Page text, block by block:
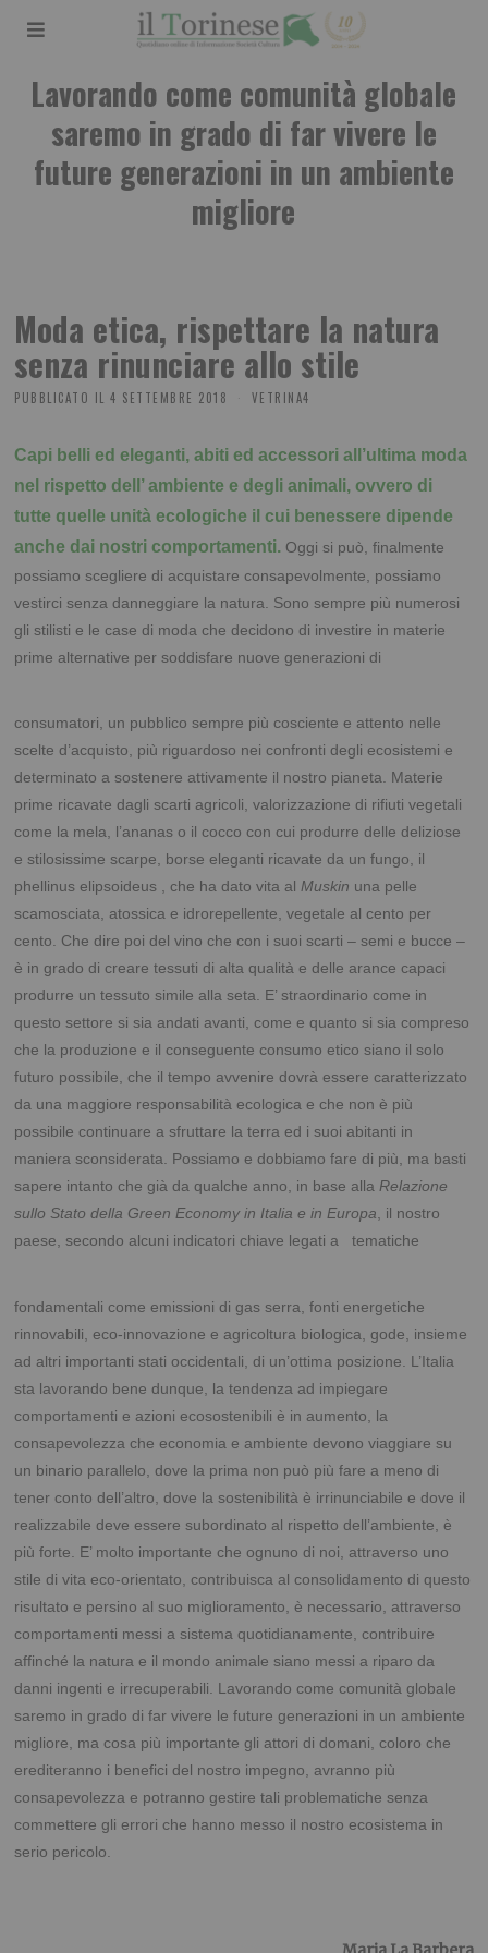
Lavorando come comunità globale
saremo in grado di far vivere le
future generazioni in un ambiente
migliore
Moda etica, rispettare la natura
senza rinunciare allo stile
PUBBLICATO IL 4 SETTEMBRE 2018 VETRINA4
Capi belli ed eleganti, abiti ed accessori all’ultima moda
nel rispetto dell’ ambiente e degli animali, ovvero di
tutte quelle unità ecologiche il cui benessere dipende
anche dai nostri comportamenti. Oggi si può, finalmente
possiamo scegliere di acquistare consapevolmente, possiamo
vestirci senza danneggiare la natura. Sono sempre più numerosi
gli stilisti e le case di moda che decidono di investire in materie
prime alternative persoddisfare nuove generazioni di
consumatori, un pubblico sempre più cosciente e attento nelle
scelte d’acquisto, più riguardoso nei confronti degli ecosistemi e
determinato a sostenere attivamente il nostro pianeta. Materie
prime ricavate dagli scarti agricoli, valorizzazione di rifiuti vegetali
come la mela, l’ananas o il cocco con cui produrre delle deliziose
e stilosissime scarpe, borse eleganti ricavate da un fungo, il
phellinus elipsoideus , che ha dato vita alMuskin una pelle
scamosciata, atossica e idrorepellente, vegetale al cento per
cento. Che dire poi del vino che con i suoi scarti – semi e bucce –
è in grado di creare tessuti di alta qualità e delle arance capaci
produrre un tessuto simile alla seta. E’ straordinario come in
questo settore si sia andati avanti, come e quanto si sia compreso
che la produzione e il conseguente consumo etico siano il solo
futuro possibile, che il tempo avvenire dovrà essere caratterizzato
da una maggiore responsabilità ecologica e che non è più
possibile continuare a sfruttare la terra ed i suoi abitanti in
maniera sconsiderata. Possiamo e dobbiamo fare di più, ma basti
sapere intanto che già da qualche anno, in base allaRelazione
sullo Stato della Green Economy in Italia e in Europa, il nostro
paese,secondo alcuni indicatori chiave legati a tematiche
fondamentali come emissioni di gas serra, fonti energetiche
rinnovabili, eco-innovazione e agricoltura biologica, gode, insieme
ad altri importanti stati occidentali, di un’ottima posizione. L’Italia
sta lavorando bene dunque, la tendenza ad impiegare
comportamenti e azioni ecosostenibili è in aumento, la
consapevolezza che economia e ambiente devono viaggiare su
un binario parallelo, dove la prima non può più fare a meno di
tener conto dell’altro, dove la sostenibilità è irrinunciabile e dove il
realizzabile deve essere subordinato al rispetto dell’ambiente, è
più forte. E’ molto importante che ognuno di noi, attraverso uno
stile di vita eco-orientato, contribuisca al consolidamento di questo
risultato e persino al suo miglioramento, è necessario, attraverso
comportamenti messi a sistema quotidianamente, contribuire
affinché la natura e il mondo animale siano messi a riparo da
danni ingenti e irrecuperabili. Lavorando come comunità globale
saremo in grado di far vivere le future generazioni in un ambiente
migliore, ma cosa più importante gli attori di domani, coloro che
erediteranno i benefici del nostro impegno, avranno più
consapevolezza e potranno gestire tali problematiche senza
commettere gli errori che hanno messo il nostro ecosistema in
serio pericolo.